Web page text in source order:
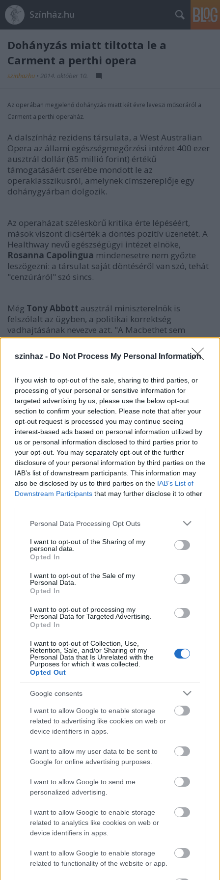
szinhaz - Do Not Process My Personal Information
If you wish to opt-out of the sale, sharing to third parties, or
processing of your personal or sensitive information for
targeted advertising by us, please use the below opt-out
section to confirm your selection. Please note that after your
opt-out request is processed you may continue seeing
interest-based ads based on personal information utilized by
us or personal information disclosed to third parties prior to
your opt-out. You may separately opt-out of the further
disclosure of your personal information by third parties on the
IAB’s list of downstream participants. This information may
also be disclosed by us to third parties on the IAB’s List of
Downstream Participants that may further disclose it to other
Please note that this website/app uses one or more Google
not limited to your visit or usage behaviour. You may click to
grant or deny consent to Google and its third-party tags to
use your data for below specified purposes in below Google
consent section.
Personal Data Processing Opt Outs
I want to opt-out of the Sharing of my
personal data.
Opted In
I want to opt-out of the Sale of my
Personal Data.
Opted In
I want to opt-out of processing my
Personal Data for Targeted Advertising.
Opted In
I want to opt-out of Collection, Use,
Retention, Sale, and/or Sharing of my
Personal Data that Is Unrelated with the
Purposes for which it was collected.
Opted Out
Google consents
I want to allow Google to enable storage
related to advertising like cookies on web or
device identifiers in apps.
I want to allow my user data to be sent to
Google for online advertising purposes.
I want to allow Google to send me
personalized advertising.
I want to allow Google to enable storage
related to analytics like cookies on web or
device identifiers in apps.
I want to allow Google to enable storage
related to functionality of the website or app.
Színház.hu
Dohányzás miatt tiltotta le a
Carment a perthi opera
szinhazhu • 2014. október 10.
Az operában megjelenő dohányzás miatt két évre leveszi műsoráról a
Carment a perthi operaház.
A dalszínház rezidens társulata, a West Australian
Opera az állami egészségmegőrzési intézet 400 ezer
ausztrál dollár (85 millió forint) értékű
támogatásáért cserébe mondott le az
operaklasszikusról, amelynek címszereplője egy
dohánygyárban dolgozik.
Az operaházat széleskörű kritika érte lépéséért,
mások viszont dicsérték a döntés pozitív üzenetét. A
Healthway nevű egészségügyi intézet elnöke,
Rosanna Capolingua mindenesetre nem győzte
leszögezni: a társulat saját döntéséről van szó, tehát
"cenzúráról" szó sincs.
Még Tony Abbott ausztrál miniszterelnök is
felszólalt az ügyben, a politikai korrektség
vadhajtásának nevezve azt. "A Macbethet sem
vesszük le a színházak műsoráról azon az alapon,
hogy királyok megölésére buzdít" - kelt ki a
kormányfő egy perthi rádiónak adott interjújában.
Az egészséges életmódot népszerűsítő Healthway
elnöke megjegyezte: nem gondolja, hogy az
operaház valóban színpadra akarta állítani jövőre a
Carment, valószínűbb magyarázatnak tűnik az, hogy
a kiszemelt főszereplő végül az Aidában énekel a
sydneyi operaházban. A Carmen műsorról való
levételét "okos húzásnak" nevezte, amellyel "néhány
Carolyn Chard, a perthi operaház intendánsa
szerint egyszerű döntést hoztak. "Fontosnak tartjuk
munkatársaink, előadóművészeink és Nyugat-
Ausztrália összes operarajongója egészségét és
jóllétét. Ennek jegyében támogatjuk az egészséges
életre buzdító üzeneteket, és nem ábrázolunk olyan
tevékenységeket, amelyek esetleg egészségtelen
szokásokat népszerűsítenének" - magyarázkodott a
dalszínház vezetője a The West Australian című
lapnak.
Lynne Burfordnak,az operaház sajtóreferensének
közlése szerint 2017-ben - az egészségügyi intézettel
való megállapodás lejárta után - várhatóan újra
műsorra tűzik a Carment.